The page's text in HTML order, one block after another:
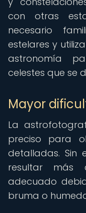
con otras
necesario
estelares y
astronomía
celestes que se
Mayor
La
preciso para
detalladas. Sin
resultar más
adecuado
bruma o